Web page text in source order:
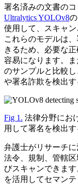
署名済みの文書のコ
Ultralytics YOLOv8
使用して、スキャ
これらのモデルは
きるため、必要な
容易になります。
のサンプルと比較
や署名詐欺を検出す
Fig 1. 法律分野にお
用して署名を検出
弁護士がリサーチ
法令、規制、管轄
びスキャンできます
を活用してセマン